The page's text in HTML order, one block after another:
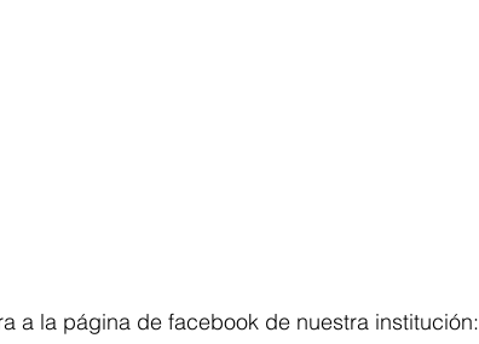
a la página de facebook de nuestra institución: